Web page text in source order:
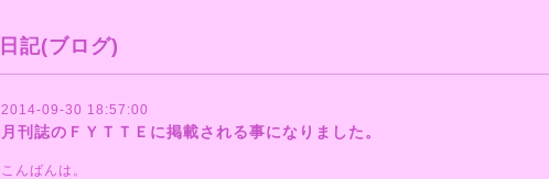
日記(ブログ)
2014-09-30 18:57:00
月刊誌のＦＹＴＴＥに掲載される事になりました。
こんばんは。